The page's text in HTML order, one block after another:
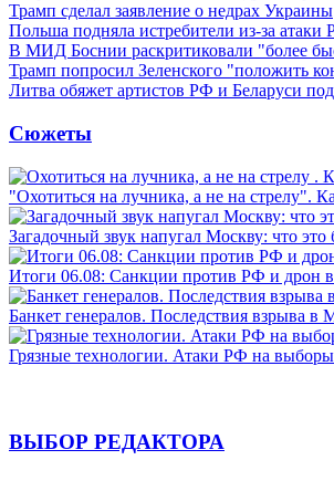
Трамп сделал заявление о недрах Украины
Польша подняла истребители из-за атаки
В МИД Боснии раскритиковали "более
Трамп попросил Зеленского "положить
Литва обяжет артистов РФ и Беларуси
Сюжеты
"Охотиться на лучника, а не на стрелу".
Загадочный звук напугал Москву: что это
Итоги 06.08: Санкции против РФ и дрон
Банкет генералов. Последствия взрыва в
Грязные технологии. Атаки РФ на
ВЫБОР РЕДАКТОРА